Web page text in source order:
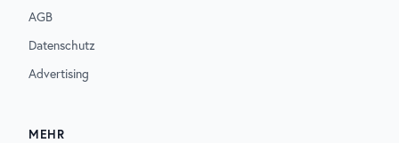
AGB
Datenschutz
Advertising
MEHR